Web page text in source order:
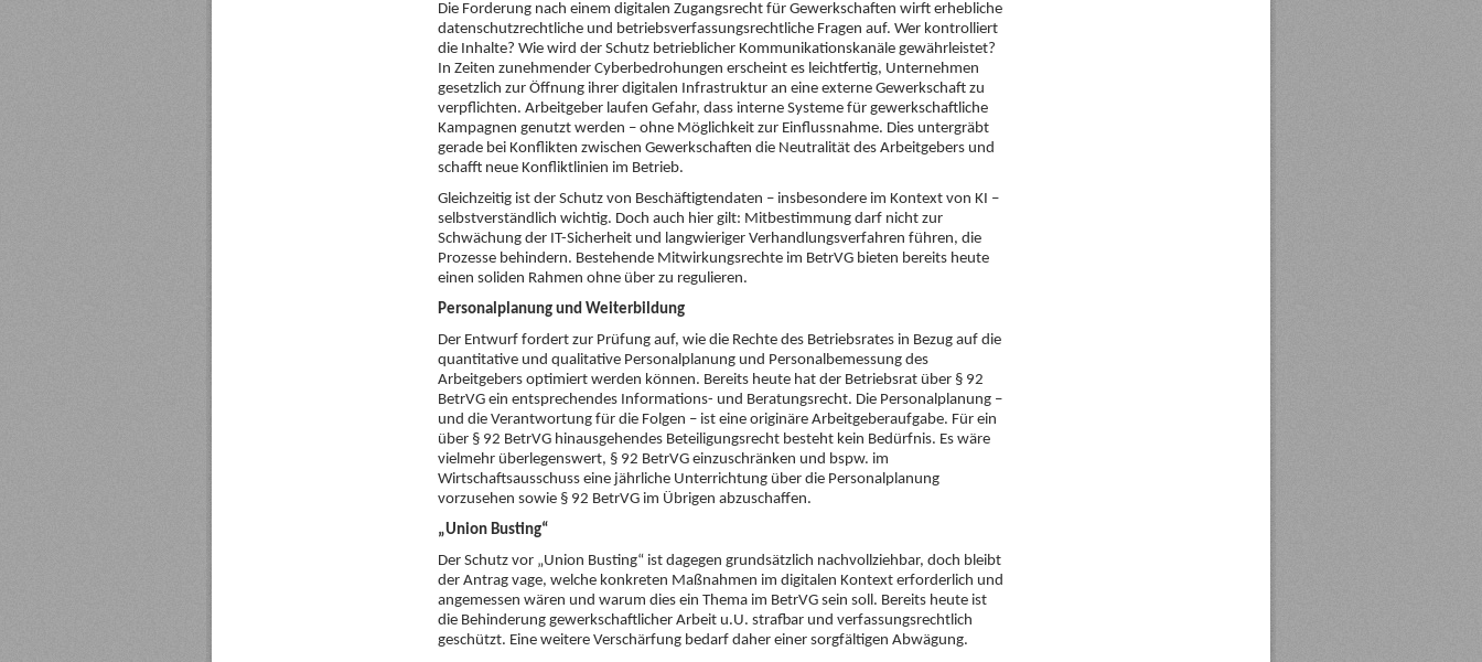
Die Forderung nach einem digitalen Zugangsrecht für Gewerkschaften wirft erhebliche
datenschutzrechtliche und betriebsverfassungsrechtliche Fragen auf. Wer kontrolliert
die Inhalte? Wie wird der Schutz betrieblicher Kommunikationskanäle gewährleistet?
In Zeiten zunehmender Cyberbedrohungen erscheint es leichtfertig, Unternehmen
gesetzlich zur Öffnung ihrer digitalen Infrastruktur an eine externe Gewerkschaft zu
verpflichten. Arbeitgeber laufen Gefahr, dass interne Systeme für gewerkschaftliche
Kampagnen genutzt werden – ohne Möglichkeit zur Einflussnahme. Dies untergräbt
gerade bei Konflikten zwischen Gewerkschaften die Neutralität des Arbeitgebers und
schafft neue Konfliktlinien im Betrieb.
Gleichzeitig ist der Schutz von Beschäftigtendaten – insbesondere im Kontext von KI –
selbstverständlich wichtig. Doch auch hier gilt: Mitbestimmung darf nicht zur
Schwächung der IT-Sicherheit und langwieriger Verhandlungsverfahren führen, die
Prozesse behindern. Bestehende Mitwirkungsrechte im BetrVG bieten bereits heute
einen soliden Rahmen ohne über zu regulieren.
Personalplanung und Weiterbildung
Der Entwurf fordert zur Prüfung auf, wie die Rechte des Betriebsrates in Bezug auf die
quantitative und qualitative Personalplanung und Personalbemessung des
Arbeitgebers optimiert werden können. Bereits heute hat der Betriebsrat über § 92
BetrVG ein entsprechendes Informations- und Beratungsrecht. Die Personalplanung –
und die Verantwortung für die Folgen – ist eine originäre Arbeitgeberaufgabe. Für ein
über § 92 BetrVG hinausgehendes Beteiligungsrecht besteht kein Bedürfnis. Es wäre
vielmehr überlegenswert, § 92 BetrVG einzuschränken und bspw. im
Wirtschaftsausschuss eine jährliche Unterrichtung über die Personalplanung
vorzusehen sowie § 92 BetrVG im Übrigen abzuschaffen.
„Union Busting“
Der Schutz vor „Union Busting“ ist dagegen grundsätzlich nachvollziehbar, doch bleibt
der Antrag vage, welche konkreten Maßnahmen im digitalen Kontext erforderlich und
angemessen wären und warum dies ein Thema im BetrVG sein soll. Bereits heute ist
die Behinderung gewerkschaftlicher Arbeit u.U. strafbar und verfassungsrechtlich
geschützt. Eine weitere Verschärfung bedarf daher einer sorgfältigen Abwägung.